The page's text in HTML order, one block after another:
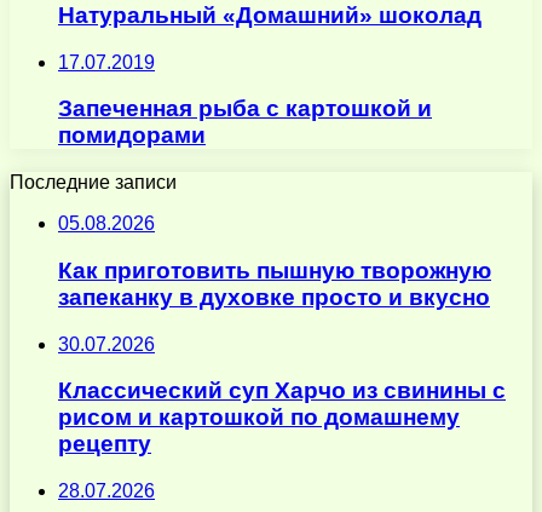
Натуральный «Домашний» шоколад
17.07.2019
Запеченная рыба с картошкой и
помидорами
Последние записи
05.08.2026
Как приготовить пышную творожную
запеканку в духовке просто и вкусно
30.07.2026
Классический суп Харчо из свинины с
рисом и картошкой по домашнему
рецепту
28.07.2026